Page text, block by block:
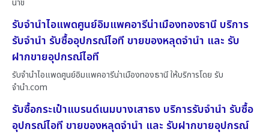
รับจำนำไอแพดศูนย์อิมแพคอารีน่าเมืองทองธานี บริการ
รับจำนำ รับซื้ออุปกรณ์ไอที ขายของหลุดจำนำ และ รับ
ฝากขายอุปกรณ์ไอที
รับจำนำไอแพดศูนย์อิมแพคอารีน่าเมืองทองธานี ให้บริการโดย รับ
จํานํา.com
รับซื้อกระเป๋าแบรนด์เนมบางเสาธง บริการรับจำนำ รับซื้อ
อุปกรณ์ไอที ขายของหลุดจำนำ และ รับฝากขายอุปกรณ์